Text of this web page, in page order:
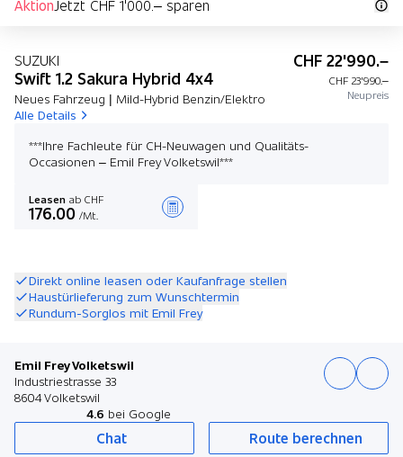
AktionJetzt CHF 1'000.– sparen
SUZUKI
Swift 1.2 Sakura Hybrid 4x4
Neues Fahrzeug | Mild-Hybrid Benzin/Elektro
Alle Details
CHF 22'990.–
CHF 23'990.–
Neupreis
***Ihre Fachleute für CH-Neuwagen und Qualitäts-
Occasionen – Emil Frey Volketswil***
Leasen ab CHF
176.00 /Mt.
Direkt online leasen oder Kaufanfrage stellen
Haustürlieferung zum Wunschtermin
Rundum-Sorglos mit Emil Frey
Emil Frey Volketswil
Industriestrasse 33
8604 Volketswil
4.6 bei Google
Chat Route berechnen